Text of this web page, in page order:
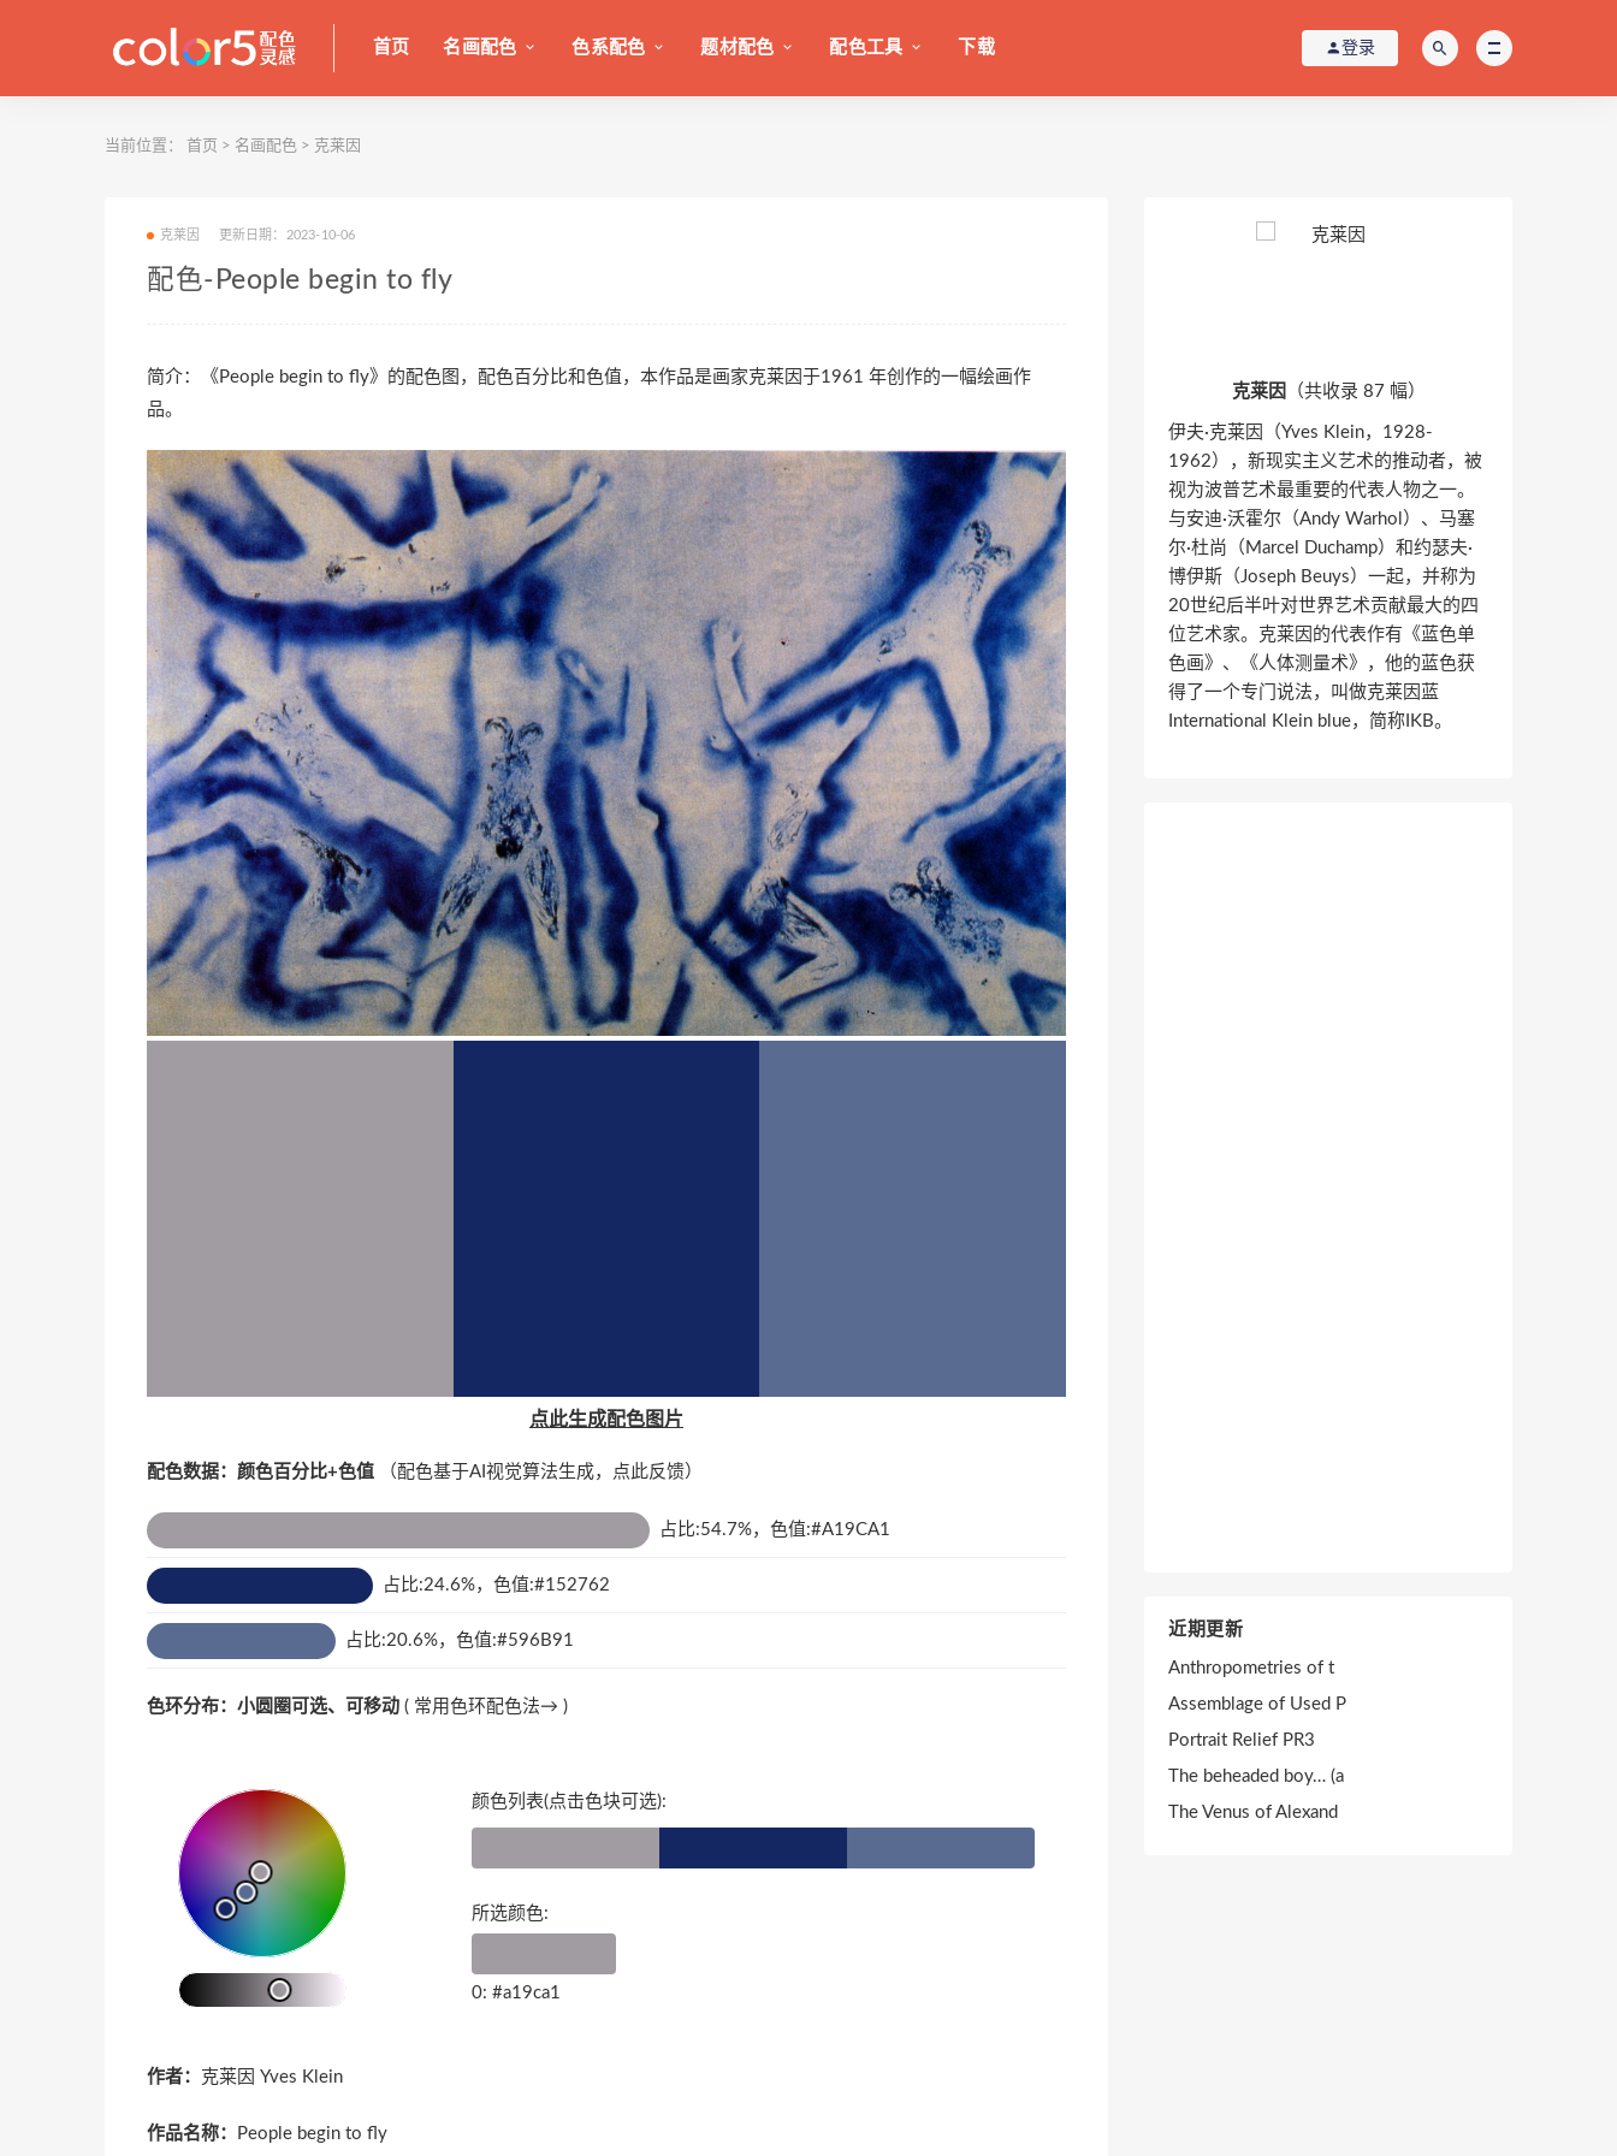
首页 名画配色 色系配色 题材配色 配色工具 下载 登录
当前位置： 首页 > 名画配色 > 克莱因
克莱因 更新日期：2023-10-06
配色-People begin to fly
简介：《People begin to fly》的配色图，配色百分比和色值，本作品是画家克莱因于1961 年创作的一幅绘画作
品。
点此生成配色图片
配色数据：颜色百分比+色值 （配色基于AI视觉算法生成， 点此反馈）
占比:54.7%，色值:#A19CA1
占比:24.6%，色值:#152762
占比:20.6%，色值:#596B91
色环分布：小圆圈可选、可移动 ( 常用色环配色法→ )
颜色列表(点击色块可选):
所选颜色:
0: #a19ca1
作者： 克莱因 Yves Klein
作品名称： People begin to fly
克莱因 （共收录 87 幅）
伊夫·克莱因（Yves Klein，1928-
1962），新现实主义艺术的推动者，被
视为波普艺术最重要的代表人物之一。
与安迪·沃霍尔（Andy Warhol）、马塞
尔·杜尚（Marcel Duchamp）和约瑟夫·
博伊斯（Joseph Beuys）一起，并称为
20世纪后半叶对世界艺术贡献最大的四
位艺术家。克莱因的代表作有《蓝色单
色画》、《人体测量术》，他的蓝色获
得了一个专门说法，叫做克莱因蓝
International Klein blue，简称IKB。
近期更新
Anthropometries of t
Assemblage of Used P
Portrait Relief PR3
The beheaded boy… (a
The Venus of Alexand